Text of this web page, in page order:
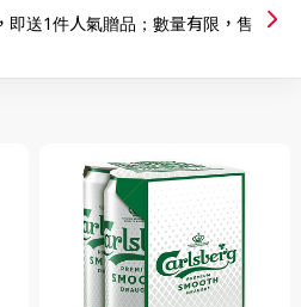
即送1件人氣贈品；數量有限，售